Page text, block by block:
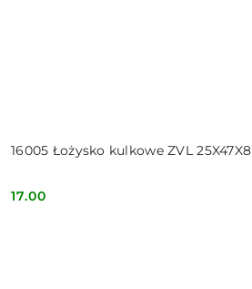
16005 Łożysko kulkowe ZVL 25X47X8
Cena:
17.00